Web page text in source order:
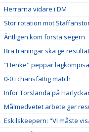
Herrarna vidare i DM
Stor rotation mot
Äntligen kom första segern
Bra träningar ska ge resultat
"Henke" peppar
0-0 i chansfattig match
Inför Torslanda på
Målmedvetet arbete ger
Eskilskeepern: "VI måste